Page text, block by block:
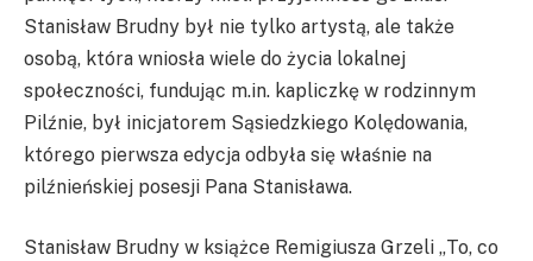
Stanisław Brudny był nie tylko artystą, ale także
osobą, która wniosła wiele do życia lokalnej
społeczności, fundując m.in. kapliczkę w rodzinnym
Pilźnie, był inicjatorem Sąsiedzkiego Kolędowania,
którego pierwsza edycja odbyła się właśnie na
pilźnieńskiej posesji Pana Stanisława.
Stanisław Brudny w książce Remigiusza Grzeli „To, co